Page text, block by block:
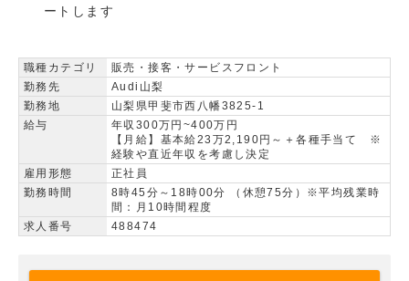
ートします
職種カテゴリ
販売・接客・サービスフロント
勤務先
Audi山梨
勤務地
山梨県甲斐市西八幡3825-1
給与
年収300万円~400万円
【月給】基本給23万2,190円～＋各種手当て ※
経験や直近年収を考慮し決定
雇用形態
正社員
勤務時間
8時45分～18時00分 （休憩75分）※平均残業時
間：月10時間程度
求人番号
488474